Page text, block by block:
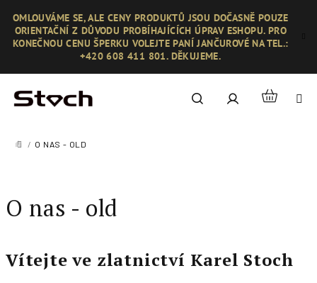
obsah
OMLOUVÁME SE, ALE CENY PRODUKTŮ JSOU DOČASNĚ POUZE
ORIENTAČNÍ Z DŮVODU PROBÍHAJÍCÍCH ÚPRAV ESHOPU. PRO
KONEČNOU CENU ŠPERKU VOLEJTE PANÍ JANČUROVÉ NA TEL.:
+420 608 411 801. DĚKUJEME.
Hledat PřihlášeníNákupní
DOMŮ
/ O NAS - OLD
O nas - old
Vítejte ve zlatnictví Karel Stoch